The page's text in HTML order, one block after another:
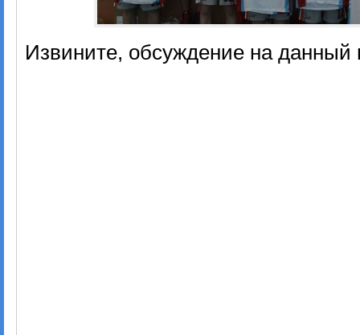
Извините, обсуждение на данный